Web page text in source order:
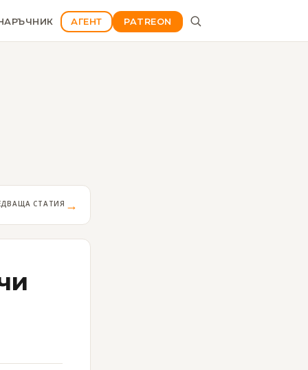
АГЕНТ PATREON
СТАТИЯ →